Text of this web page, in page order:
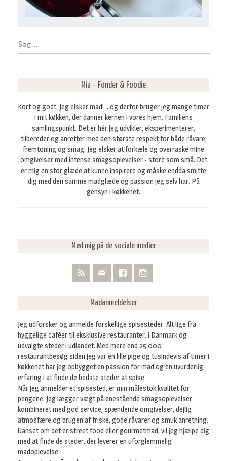
e
Mia – Fonder & Foodie
Kort og godt. Jeg elsker mad! ...og derfor bruger jeg mange timer
i mit køkken, der danner kernen i vores hjem. Familiens
samlingspunkt. Det er hér jeg udvikler, eksperimenterer,
tilbereder og anretter med den største respekt for både råvare,
fremtoning og smag. Jeg elsker at forkæle og overraske mine
omgivelser med intense smagsoplevelser - store som små. Det
er mig en stor glæde at kunne inspirere og måske endda smitte
dig med den samme madglæde og passion jeg selv har. På
gensyn i køkkenet.
Mød mig på de sociale medier
Madanmeldelser
Jeg udforsker og anmelde forskellige spisesteder. Alt lige fra
hyggelige caféer til eksklusive restauranter. i Danmark og
udvalgte steder i udlandet. Med mere end 25.000
restaurantbesøg siden jeg var en lille pige og tusindevis af timer i
køkkenet har jeg opbygget en passion for mad og en uvurderlig
erfaring i at finde de bedste steder at spise.
Når jeg anmelder et spisested, er min målestok kvalitet for
pengene. Jeg lægger vægt på enestående smagsoplevelser
kombineret med god service, spændende omgivelser, dejlig
atmosfære og brugen af friske, gode råvarer og smuk anretning.
Uanset om det er street food eller gourmetmad, vil jeg hjælpe dig
med at finde de steder, der leverer en uforglemmelig
madoplevelse.